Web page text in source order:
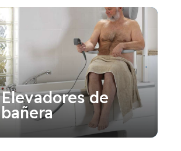
Elevadores de
bañera